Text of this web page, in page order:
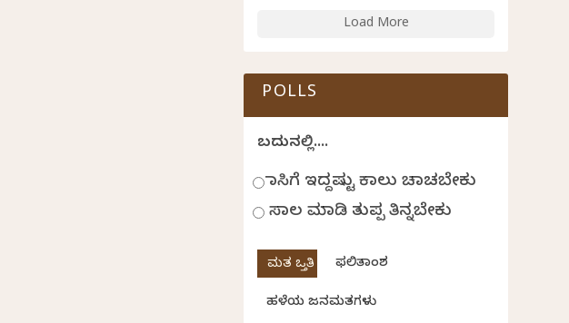
Load More
POLLS
ಬದುಕಿನಲ್ಲಿ....
ಹಾಸಿಗೆ ಇದ್ದಷ್ಟು ಕಾಲು ಚಾಚಬೇಕು
ಸಾಲ ಮಾಡಿ ತುಪ್ಪ ತಿನ್ನಬೇಕು
ಫಲಿತಾಂಶ
ಹಳೆಯ ಜನಮತಗಳು